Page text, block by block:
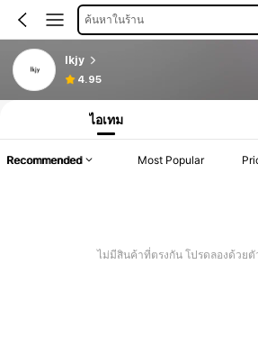
ค้นหาในร้าน
lkjy
4.95
ไอเทม
Recommended Most Popular
ไม่มีสินค้าที่ตรงกัน โปรดลองด้วยตั